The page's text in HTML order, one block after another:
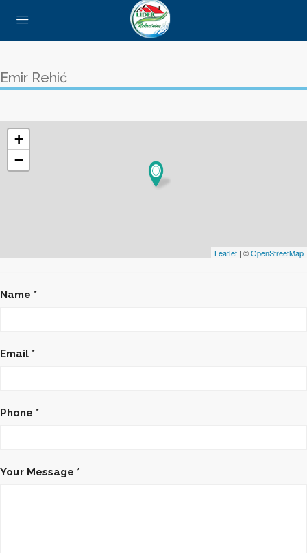
Emir Rehić
+
−
Leaflet | ©OpenStreetMap
Name *
Email *
Phone *
Your Message *